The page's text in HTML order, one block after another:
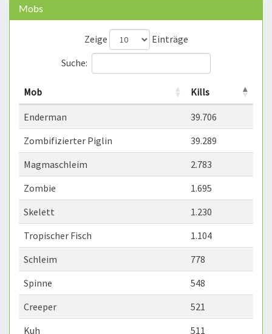
Mobs
Zeige
Einträge
Suche:
Mob Kills
Enderman
39.706
Zombifizierter Piglin
39.289
Magmaschleim
2.783
Zombie
1.695
Skelett
1.230
Tropischer Fisch
1.104
Schleim
778
Spinne
548
Creeper
521
Kuh
511